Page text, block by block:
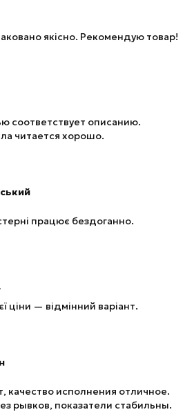
якісно. Рекомендую товар!
соответствует описанию.
читается хорошо.
працює бездоганно.
ціни — відмінний варіант.
качество исполнения отличное.
рывков, показатели стабильны.